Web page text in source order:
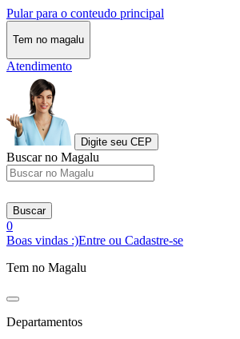
Pular para o conteudo principal
Tem no magalu
Atendimento
Digite seu CEP
Buscar no Magalu
Buscar
0
Boas vindas :)Entre ou Cadastre-se
Tem no Magalu
Departamentos